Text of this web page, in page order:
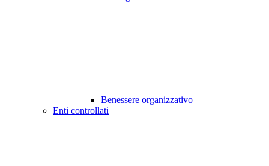
Benessere organizzativo
Enti controllati